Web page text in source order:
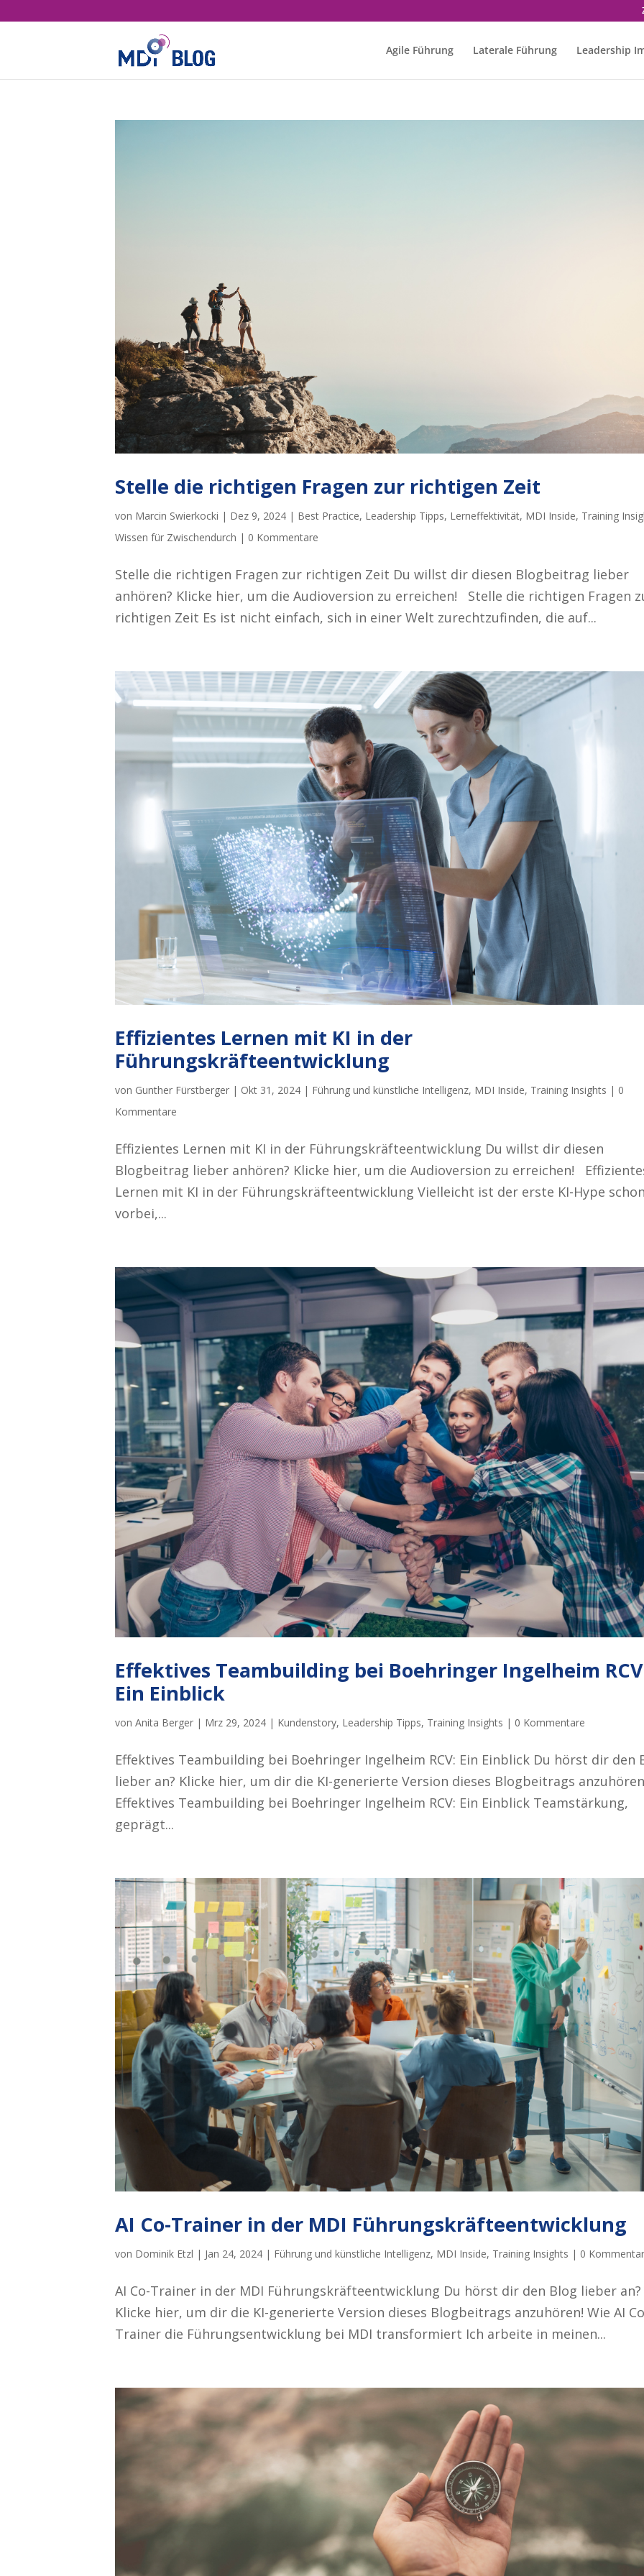
Agile Führung Laterale Führung Leadership
Stelle die richtigen Fragen zur richtigen Zeit
von Marcin Swierkocki | Dez 9, 2024 | Best Practice, Leadership Tipps, Lerneffektivität, MDI Inside, Training
Wissen für Zwischendurch | 0 Kommentare
Stelle die richtigen Fragen zur richtigen Zeit Du willst dir diesen Blogbeitrag lieber
anhören? Klicke hier, um die Audioversion zu erreichen! Stelle die richtigen Fragen
richtigen Zeit Es ist nicht einfach, sich in einer Welt zurechtzufinden, die auf...
Effizientes Lernen mit KI in der
Führungskräfteentwicklung
von Gunther Fürstberger | Okt 31, 2024 | Führung und künstliche Intelligenz, MDI Inside, Training Insights | 0
Kommentare
Effizientes Lernen mit KI in der Führungskräfteentwicklung Du willst dir diesen
Blogbeitrag lieber anhören? Klicke hier, um die Audioversion zu erreichen!
Lernen mit KI in der Führungskräfteentwicklung Vielleicht ist der erste KI-Hype
vorbei,...
Effektives Teambuilding bei Boehringer Ingelheim
Ein Einblick
von Anita Berger | Mrz 29, 2024 | Kundenstory, Leadership Tipps, Training Insights | 0 Kommentare
Effektives Teambuilding bei Boehringer Ingelheim RCV: Ein Einblick Du hörst dir den
lieber an? Klicke hier, um dir die KI-generierte Version dieses Blogbeitrags
Effektives Teambuilding bei Boehringer Ingelheim RCV: Ein Einblick Teamstärkung,
geprägt...
AI Co-Trainer in der MDI Führungskräfteentwicklung
von Dominik Etzl | Jan 24, 2024 | Führung und künstliche Intelligenz, MDI Inside, Training Insights | 0
AI Co-Trainer in der MDI Führungskräfteentwicklung Du hörst dir den Blog lieber an?
Klicke hier, um dir die KI-generierte Version dieses Blogbeitrags anzuhören! Wie AI
Trainer die Führungsentwicklung bei MDI transformiert Ich arbeite in meinen...